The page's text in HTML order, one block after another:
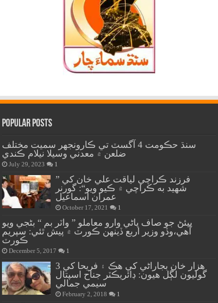
Popular Posts
سنڌ حڪومت 4 آگسٽ تي ڪارونجهر سميت مختلف
ضلعن ۾ معدني وسيلا نيلام ڪندي
July 29, 2023 1
” فرزند ڪراچي لياقت علي خان کي
شهيد به ڪراچي ۾ ڪيو ويو“: گورنر
عمران اسماعيل
October 17, 2021 1
پيئڻ جو صاف پاڻي وارو معاملو ” واٽر بم “ بڻجي ويو
آهي،وڏو وزير اربع ڏينهن ڪورٽ ۾ پيش ٿئي: سپريم
ڪورٽ
December 5, 2017 1
هزار خان بجاراڻي کي هڪ ۽ فريحا کي 3
گوليون لڳل هيون: ڊائريڪٽر جناح اسپتال
سيمي جمالي
February 2, 2018 1